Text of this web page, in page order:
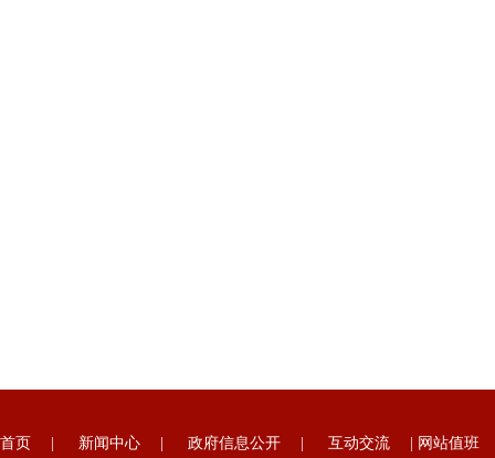
首页 新闻中心 政府信息公开 互动交流 网站值班